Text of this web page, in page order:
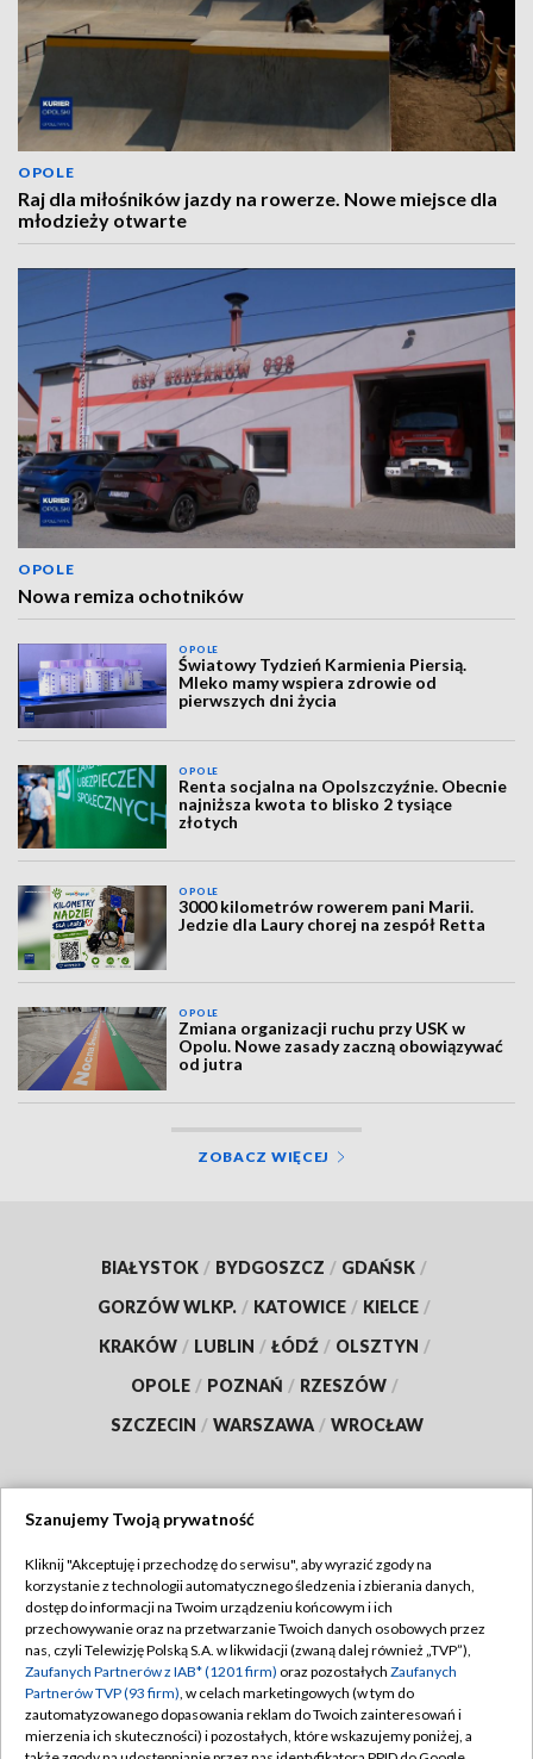
OPOLE
Raj dla miłośników jazdy na rowerze. Nowe miejsce dla
młodzieży otwarte
OPOLE
Nowa remiza ochotników
OPOLE
Światowy Tydzień Karmienia Piersią.
Mleko mamy wspiera zdrowie od
pierwszych dni życia
OPOLE
Renta socjalna na Opolszczyźnie. Obecnie
najniższa kwota to blisko 2 tysiące
złotych
OPOLE
3000 kilometrów rowerem pani Marii.
Jedzie dla Laury chorej na zespół Retta
OPOLE
Zmiana organizacji ruchu przy USK w
Opolu. Nowe zasady zaczną obowiązywać
od jutra
ZOBACZ WIĘCEJ
BIAŁYSTOK / BYDGOSZCZ / GDAŃSK /
GORZÓW WLKP. / KATOWICE / KIELCE /
KRAKÓW / LUBLIN / ŁÓDŹ / OLSZTYN /
OPOLE / POZNAŃ / RZESZÓW /
SZCZECIN / WARSZAWA / WROCŁAW
TVP
Abonament TVP
Emisja w TVP
Centrum informacji TVP
Naziemna Telewizja Cyfrowa
Regulamin TVP
Polityka prywatności
Moje zgody
Pomoc
Szanujemy Twoją prywatność
Kliknij "Akceptuję i przechodzę do serwisu", aby wyrazić zgody na
korzystanie z technologii automatycznego śledzenia i zbierania danych,
dostęp do informacji na Twoim urządzeniu końcowym i ich
przechowywanie oraz na przetwarzanie Twoich danych osobowych przez
nas, czyli Telewizję Polską S.A. w likwidacji (zwaną dalej również „TVP”),
Zaufanych Partnerów z IAB* (1201 firm) oraz pozostałych Zaufanych
Partnerów TVP (93 firm), w celach marketingowych (w tym do
zautomatyzowanego dopasowania reklam do Twoich zainteresowań i
mierzenia ich skuteczności) i pozostałych, które wskazujemy poniżej, a